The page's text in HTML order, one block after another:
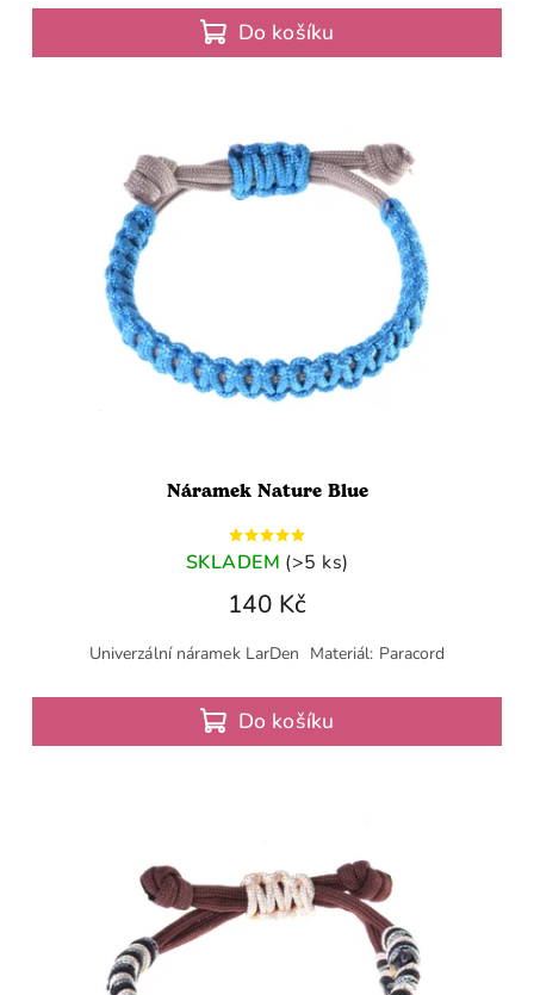
Do košíku
Náramek Nature Blue
SKLADEM (>5 ks)
140 Kč
Do košíku
Univerzální náramek LarDen Materiál: Paracord